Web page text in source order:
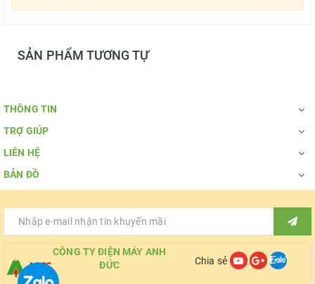
SẢN PHẨM TƯƠNG TỰ
THÔNG TIN
TRỢ GIÚP
LIÊN HỆ
BẢN ĐỒ
CÔNG TY ĐIỆN MÁY ANH
ĐỨC
Chia sẻ